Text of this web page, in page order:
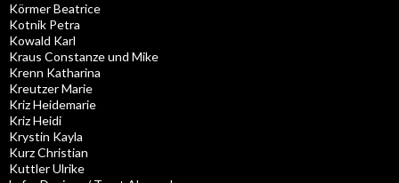
Körmer Beatrice
Kotnik Petra
Kowald Karl
Kraus Constanze und Mike
Krenn Katharina
Kreutzer Marie
Kriz Heidemarie
Kriz Heidi
Krystin Kayla
Kurz Christian
Kuttler Ulrike